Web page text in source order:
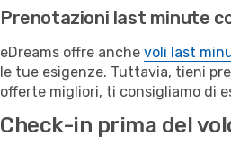
Prenotazioni last minute
eDreams offre anche voli last
le tue esigenze. Tuttavia, tieni
offerte migliori, ti consigliamo di
Check-in prima del